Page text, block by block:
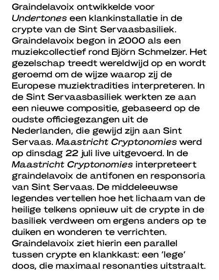
Graindelavoix ontwikkelde voor
Undertones een klankinstallatie in de
crypte van de Sint Servaasbasiliek.
Graindelavoix begon in 2000 als een
muziekcollectief rond Björn Schmelzer. Het
gezelschap treedt wereldwijd op en wordt
geroemd om de wijze waarop zij de
Europese muziektradities interpreteren. In
de Sint Servaasbasiliek werkten ze aan
een nieuwe compositie, gebaseerd op de
oudste officiegezangen uit de
Nederlanden, die gewijd zijn aan Sint
Servaas. Maastricht Cryptonomies werd
op dinsdag 22 juli live uitgevoerd. In de
Maastricht Cryptonomies interpreteert
graindelavoix de antifonen en responsoria
van Sint Servaas. De middeleeuwse
legendes vertellen hoe het lichaam van de
heilige telkens opnieuw uit de crypte in de
basiliek verdween om ergens anders op te
duiken en wonderen te verrichten.
Graindelavoix ziet hierin een parallel
tussen crypte en klankkast: een ‘lege’
doos, die maximaal resonanties uitstraalt.